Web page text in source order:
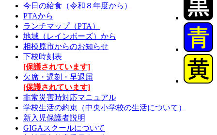
今日の給食（令和８年度から）
PTAから
ランチマップ（PTA）
地域（レインボーズ）から
相模原市からのお知らせ
下校時刻表
[保護されています]
欠席・遅刻・早退届
[保護されています]
非常災害時対応マニュアル
学校生活の約束（中央小学校の生活について）
新入児保護者説明
GIGAスクールについて